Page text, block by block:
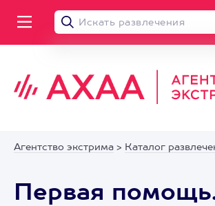
Агентство экстрима > Каталог
Первая